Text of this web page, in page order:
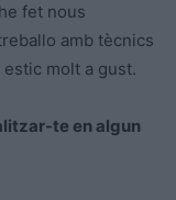
fet nous
amb tècnics
molt a gust.
te en algun